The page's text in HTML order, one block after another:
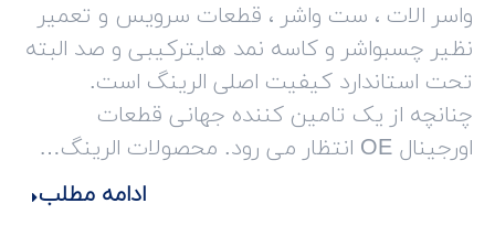
واسر الات ، ست واشر ، قطعات سرویس و تعمیر
نظیر چسبواشر و کاسه نمد هایترکیبی و صد البته
تحت استاندارد کیفیت اصلی الرینگ است.
چنانچه از یک تامین کننده جهانی قطعات
اورجینال OE انتظار می رود. محصولات الرینگ…
ادامه مطلب